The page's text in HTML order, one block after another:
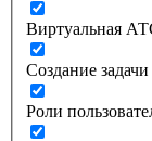
Виртуальная
Создание
Роли